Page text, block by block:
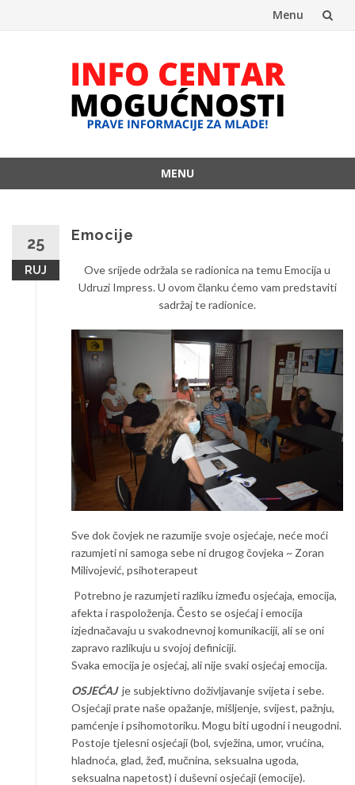
Menu
MENU
25
RUJ
Emocije
Ove srijede održala se radionica na temu Emocija u
Udruzi Impress. U ovom članku ćemo vam predstaviti
sadržaj te radionice.
Sve dok čovjek ne razumije svoje osjećaje, neće moći
razumjeti ni samoga sebe ni drugog čovjeka ~ Zoran
Milivojević, psihoterapeut
Potrebno je razumjeti razliku između osjećaja, emocija,
afekta i raspoloženja. Često se osjećaj i emocija
izjednačavaju u svakodnevnoj komunikaciji, ali se oni
zapravo razlikuju u svojoj definiciji.
Svaka emocija je osjećaj, ali nije svaki osjećaj emocija.
OSJEĆAJje subjektivno doživljavanje svijeta i sebe.
Osjećaji prate naše opažanje, mišljenje, svijest, pažnju,
pamćenje i psihomotoriku. Mogu biti ugodni i neugodni.
Postoje tjelesni osjećaji (bol, svježina, umor, vrućina,
hladnoća, glad, žeđ, mučnina, seksualna ugoda,
seksualna napetost) i duševni osjećaji (emocije).